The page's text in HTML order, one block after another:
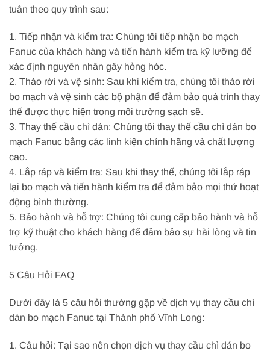
tuân theo quy trình sau:
1. Tiếp nhận và kiểm tra: Chúng tôi tiếp nhận bo mạch
Fanuc của khách hàng và tiến hành kiểm tra kỹ lưỡng để
xác định nguyên nhân gây hỏng hóc.
2. Tháo rời và vệ sinh: Sau khi kiểm tra, chúng tôi tháo rời
bo mạch và vệ sinh các bộ phận để đảm bảo quá trình thay
thế được thực hiện trong môi trường sạch sẽ.
3. Thay thế cầu chì dán: Chúng tôi thay thế cầu chì dán bo
mạch Fanuc bằng các linh kiện chính hãng và chất lượng
cao.
4. Lắp ráp và kiểm tra: Sau khi thay thế, chúng tôi lắp ráp
lại bo mạch và tiến hành kiểm tra để đảm bảo mọi thứ hoạt
động bình thường.
5. Bảo hành và hỗ trợ: Chúng tôi cung cấp bảo hành và hỗ
trợ kỹ thuật cho khách hàng để đảm bảo sự hài lòng và tin
tưởng.
5 Câu Hỏi FAQ
Dưới đây là 5 câu hỏi thường gặp về dịch vụ thay cầu chì
dán bo mạch Fanuc tại Thành phố Vĩnh Long:
1. Câu hỏi: Tại sao nên chọn dịch vụ thay cầu chì dán bo